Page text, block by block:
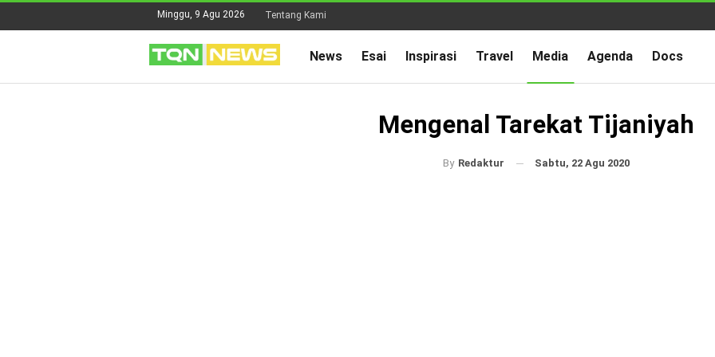
Minggu, 9 Agu 2026 Tentang Kami
News Esai Inspirasi Travel Media Agenda Docs
Mengenal Tarekat Tijaniyah
By Redaktur Sabtu, 22 Agu 2020